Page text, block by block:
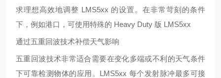
求理想高效地调整 LMS5xx 的设置。在非常苛刻的条件
下，例如港口，可使用特殊的 Heavy Duty 版 LMS5xx
通过五重回波技术补偿天气影响
五重回波技术非常适合需要在变化多端或不利的天气条件
下可靠检测物体的应用。 LMS5xx 每个发射脉冲最多可接